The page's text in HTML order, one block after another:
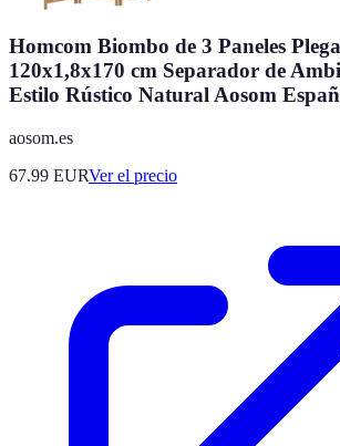
Homcom Biombo de 3 Paneles
120x1,8x170 cm Separador de
Estilo Rústico Natural Aosom
aosom.es
67.99 EURVer el precio